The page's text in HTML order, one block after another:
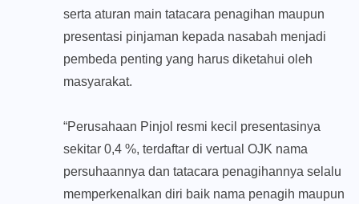
serta aturan main tatacara penagihan maupun
presentasi pinjaman kepada nasabah menjadi
pembeda penting yang harus diketahui oleh
masyarakat.
“Perusahaan Pinjol resmi kecil presentasinya
sekitar 0,4 %, terdaftar di vertual OJK nama
persuhaannya dan tatacara penagihannya selalu
memperkenalkan diri baik nama penagih maupun